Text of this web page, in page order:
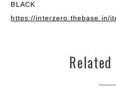
BLACK
https://interzero.thebase.in/